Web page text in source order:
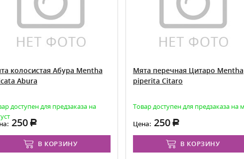
колосистая Абура Mentha
Abura
доступен для предзаказа на
250
В КОРЗИНУ
Мята перечная Цитаро Mentha
piperita Citaro
Товар доступен для предзаказа на май
Цена: 250
В КОРЗИНУ